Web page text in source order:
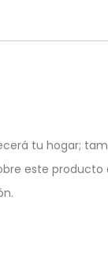
tu hogar;
este